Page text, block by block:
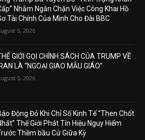
Nhằm Ngăn Chặn Việc Công Khai Hồ
Tài Chính Của Mình Cho Đài BBC
5, 2026
GIỚI GỌI CHÍNH SÁCH CỦA TRUMP VỀ
IRAN LÀ “NGOẠI GIAO MẪU GIÁO”
5, 2026
Động Đỏ Khi Chỉ Số Kinh Tế “Then Chốt
Thế Giới Phát Tín Hiệu Nguy Hiểm
Thềm bầu Cử Giữa Kỳ